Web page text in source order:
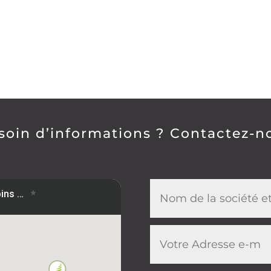
d’informations ? Contactez-